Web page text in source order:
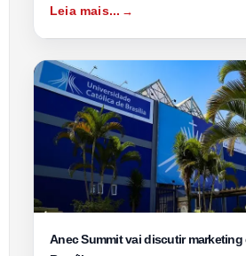
Leia mais...
Anec Summit vai discutir marketing